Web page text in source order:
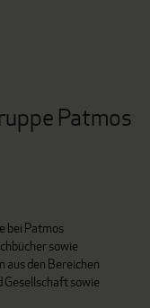
Patmos
bei Patmos
sowie
aus den Bereichen
Gesellschaft sowie